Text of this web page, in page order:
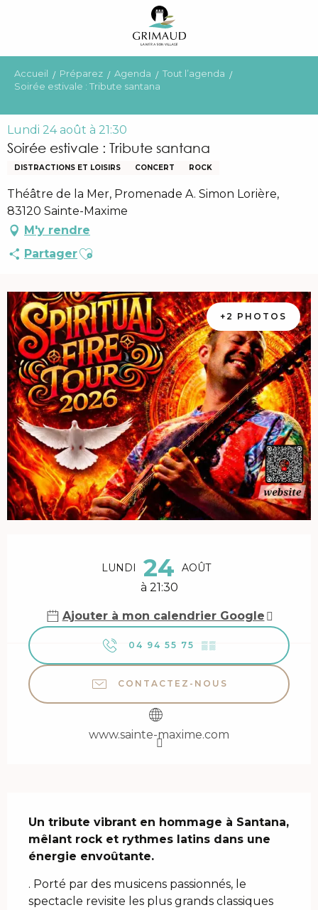
principal
Accueil Préparez Agenda
Tout l’agenda
Soirée estivale : Tribute santana
Lundi 24 août à 21:30
Soirée estivale : Tribute santana
DISTRACTIONS ET LOISIRS CONCERT ROCK
Théâtre de la Mer, Promenade A. Simon Lorière,
83120 Sainte-Maxime
M'y rendre
PartagerAjouter aux favoris
+2 PHOTOS
LUNDI 24 AOÛT
à 21:30
Ajouter à mon calendrier Google
04 94 55 75 ▒▒
CONTACTEZ-NOUS
www.sainte-maxime.com
Un tribute vibrant en hommage à Santana,
mêlant rock et rythmes latins dans une
énergie envoûtante.
. Porté par des musicens passionnés, le
spectacle revisite les plus grands classiques